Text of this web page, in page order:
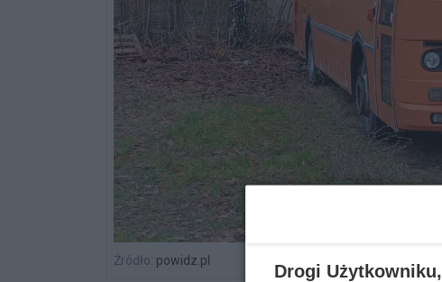
Źródło: powidz.pl
Drogi Użytkowniku,